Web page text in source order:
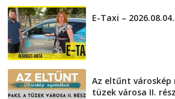
E-Taxi –
Az eltűnt városkép
tüzek városa II. rész